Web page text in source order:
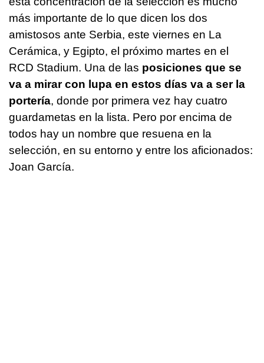
más importante de lo que dicen los dos
amistosos ante Serbia, este viernes en La
Cerámica, y Egipto, el próximo martes en el
RCD Stadium. Una de las posiciones que se
va a mirar con lupa en estos días va a ser la
portería, donde por primera vez hay cuatro
guardametas en la lista. Pero por encima de
todos hay un nombre que resuena en la
selección, en su entorno y entre los aficionados:
Joan García.